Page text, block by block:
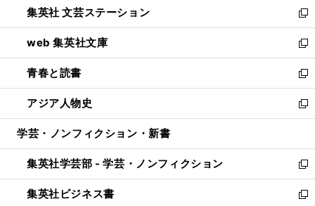
く
ィ
ン
ド
ウ
で
開
く
い
ウ
ィ
ン
ド
ウ
で
開
集英社 文芸ステーション
新
し
い
ウ
ィ
ン
ド
ウ
開
く
web 集英社文庫
新
し
い
ウ
ィ
ン
ウ
で
開
く
青春と読書
新
し
い
ウ
ン
ド
ウ
で
アジア人物史
新
し
ウ
ィ
ン
ド
学芸・ノンフィクション・新書
集英社学芸部 - 学芸・ノンフィクション
新
し
い
集英社ビジネス書
新